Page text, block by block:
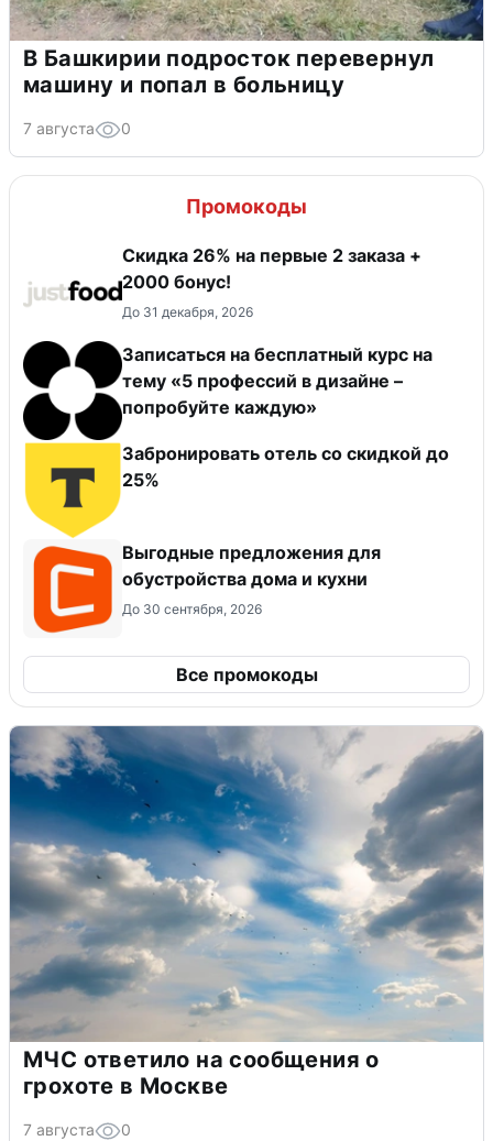
В Башкирии подросток перевернул
машину и попал в больницу
7 августа 0
Промокоды
Скидка 26% на первые 2 заказа +
2000 бонус!
До 31 декабря, 2026
Записаться на бесплатный курс на
тему «5 профессий в дизайне –
попробуйте каждую»
Забронировать отель со скидкой до
25%
Выгодные предложения для
обустройства дома и кухни
До 30 сентября, 2026
Все промокоды
МЧС ответило на сообщения о
грохоте в Москве
7 августа 0